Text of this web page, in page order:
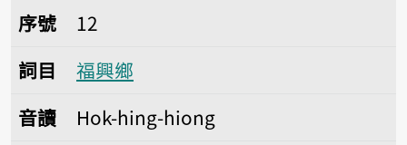
序號12福興鄉
序號
12
詞目
福興鄉
音讀
Hok-hing-hiong